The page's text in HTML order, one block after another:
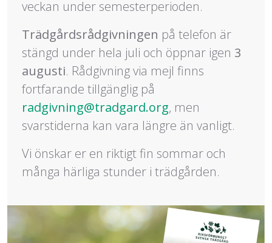
veckan under semesterperioden.
Trädgårdsrådgivningen på telefon är
stängd under hela juli och öppnar igen 3
augusti. Rådgivning via mejl finns
fortfarande tillgänglig på
radgivning@tradgard.org, men
svarstiderna kan vara längre än vanligt.
Vi önskar er en riktigt fin sommar och
många härliga stunder i trädgården.